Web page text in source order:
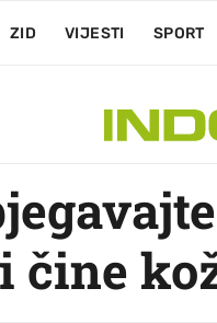
ZID VIJESTI SPORT
čine